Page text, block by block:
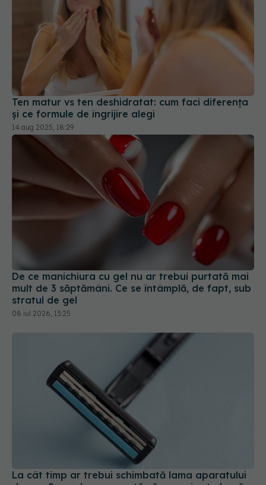
Ten matur vs ten deshidratat: cum faci diferența
și ce formule de îngrijire alegi
14 aug 2025, 18:29
De ce manichiura cu gel nu ar trebui purtată mai
mult de 3 săptămâni. Ce se întâmplă, de fapt, sub
08 iul 2026, 13:25
La cât timp ar trebui schimbată lama aparatului
de ras. Semnele care arată că nu mai este bună